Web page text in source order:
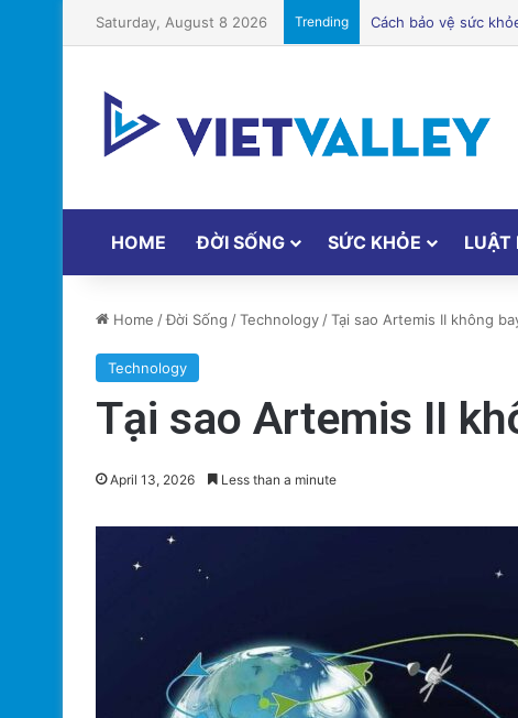
Saturday, August 8 2026 Trending Điện Ảnh Bùng Nổ
HOME ĐỜI SỐNG SỨC KHỎE LUẬT
Home /Đời Sống /Technology/Tại sao Artemis II không
Technology
Tại sao Artemis II
April 13, 2026 Less than a minute